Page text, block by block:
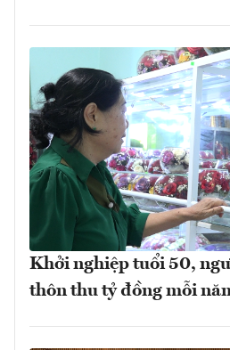
Khởi nghiệp tuổi 50,
thôn thu tỷ đồng mỗi